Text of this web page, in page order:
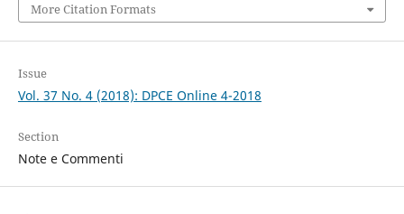
More Citation Formats
Issue
Vol. 37 No. 4 (2018): DPCE Online 4-2018
Section
Note e Commenti